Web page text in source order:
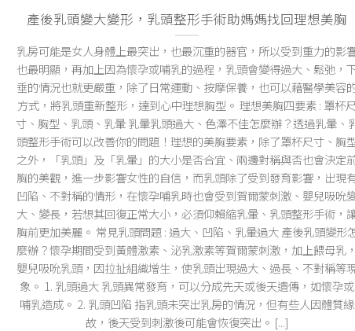
產後乳頭變大變形，乳頭整形手術助媽媽找回理想美胸
乳房可能是女人身體上最突出，也最沉重的器官，所以受到重力的影
也最明顯，再加上因為懷孕或哺乳的過程，乳頭會變得過大、鬆弛，
垂的情況也就更嚴重，除了日常運動、按摩保養，也可以藉醫學美容
方式，將乳頭重新整形，達到心中理想胸型。 理想美胸四要素 : 罩杯
寸、胸型、乳頭、乳暈 乳暈乳頭過大、色澤不佳怎麼辦？透過乳暈、
頭整形手術可以改善你的問題！理想的美胸要素，除了罩杯尺寸、胸
之外，「乳頭」及「乳暈」的大小是否合宜、兩邊對稱與否也會決定
胸的美觀，進一步影響女性的自信，而乳頭除了受到發育影響，出現
凹陷、不對稱的情形，在懷孕哺乳時也會受到賀爾蒙刺激、嬰兒吸吮
大、變長，若想其回復正常大小，必須仰賴縮乳暈、乳頭整形手術，
胸前更加美麗。 常見乳頭問題 : 過大、凹陷、乳暈過大 產後乳頭變形
麼辦？懷孕期間受到黃體激素、泌乳激素等賀爾蒙刺激，加上餵母乳
嬰兒吸吮乳頭，因拉扯組織增生，使乳頭出現過大、過長、不對稱等
象。 1. 乳頭過大 乳頭異常發育，可以分成先天或後天遺傳，如懷孕或
哺乳造成。 2. 乳頭凹陷 指乳頭未突出乳房的情況，但有些人因體質緣
故，後天受到刺激後可能會恢復突出。 [...]